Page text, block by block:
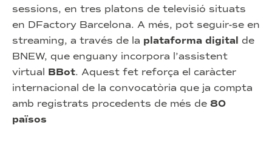
sessions, en tres platons de televisió situats
en DFactory Barcelona. A més, pot seguir-se en
streaming, a través de la plataforma digital de
BNEW, que enguany incorpora l’assistent
virtual BBot. Aquest fet reforça el caràcter
internacional de la convocatòria que ja compta
amb registrats procedents de més de 80
països